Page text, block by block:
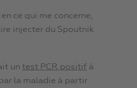
en ce qui me concerne,
injecter du Spoutnik
un test PCR positif à
la maladie à partir